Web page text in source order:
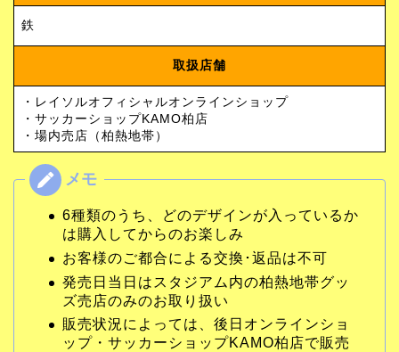
鉄
取扱店舗
・レイソルオフィシャルオンラインショップ
・サッカーショップKAMO柏店
・場内売店（柏熱地帯）
6種類のうち、どのデザインが入っているか
は購入してからのお楽しみ
お客様のご都合による交換･返品は不可
発売日当日はスタジアム内の柏熱地帯グッ
ズ売店のみのお取り扱い
販売状況によっては、後日オンラインショ
ップ・サッカーショップKAMO柏店で販売